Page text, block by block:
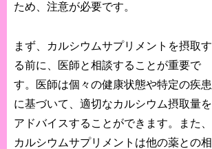
ため、注意が必要です。
まず、カルシウムサプリメントを摂取す
る前に、医師と相談することが重要で
す。医師は個々の健康状態や特定の疾患
に基づいて、適切なカルシウム摂取量を
アドバイスすることができます。また、
カルシウムサプリメントは他の薬との相